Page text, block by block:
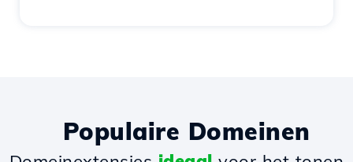
Populaire Domeinen